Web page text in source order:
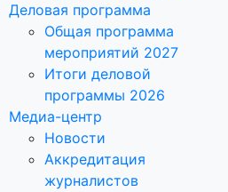
Деловая программа
Общая программа
мероприятий 2027
Итоги деловой
программы 2026
Медиа-центр
Новости
Аккредитация
журналистов